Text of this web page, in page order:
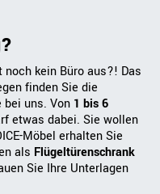
kein Büro aus?! Das
finden Sie die
bei uns. Von 1 bis 6
etwas dabei. Sie wollen
Möbel erhalten Sie
als Flügeltürenschrank
Sie Ihre Unterlagen